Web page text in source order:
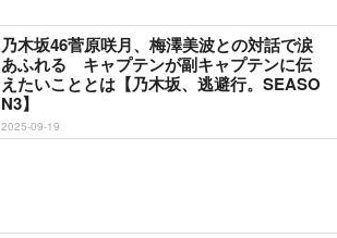
乃木坂46菅原咲月、梅澤美波との対話で涙
あふれる キャプテンが副キャプテンに伝
えたいこととは【乃木坂、逃避行。SEASO
N3】
2025-09-19